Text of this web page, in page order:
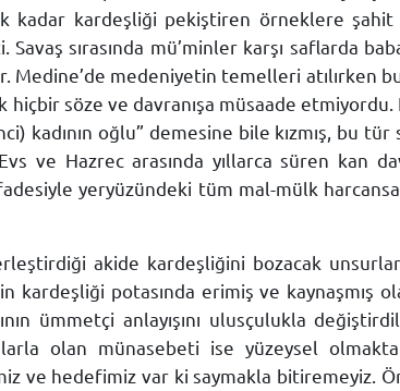
kadar kardeşliği pekiştiren örneklere
sırasında mü’minler karşı saflarda
Medine’de medeniyetin temelleri atılırken
söze ve davranışa müsaade etmiyordu.
kadının oğlu” demesine bile kızmış, bu
ve Hazrec arasında yıllarca süren kan
yeryüzündeki tüm mal-mülk
akide kardeşliğini bozacak
kardeşliği potasında erimiş ve kaynaşmış
ümmetçi anlayışını ulusçulukla
olan münasebeti ise yüzeysel
ve hedefimiz var ki saymakla bitiremeyiz.